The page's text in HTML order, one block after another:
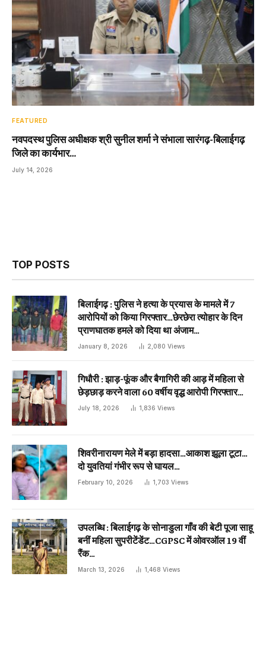
FEATURED
नवपदस्थ पुलिस अधीक्षक श्री सुनील शर्मा ने संभाला सारंगढ़-बिलाईगढ़
जिले का कार्यभार…
July 14, 2026
TOP POSTS
बिलाईगढ़ : पुलिस ने हत्या के प्रयास के मामले में 7
आरोपियों को किया गिरफ्तार…छेरछेरा त्योहार के दिन
प्राणघातक हमले को दिया था अंजाम…
January 8, 2026 2,080 Views
गिधौरी : झाड़-फूंक और बैगागिरी की आड़ में महिला से
छेड़छाड़ करने वाला 60 वर्षीय वृद्ध आरोपी गिरफ्तार…
July 18, 2026 1,836 Views
शिवरीनारायण मेले में बड़ा हादसा…आकाश झूला टूटा…
दो युवतियां गंभीर रूप से घायल…
February 10, 2026 1,703 Views
उपलब्धि : बिलाईगढ़ के सोनाडुला गाँव की बेटी पूजा साहू
बनीं महिला सुपरीटेंडेंट…CGPSC में ओवरऑल 19 वीं
रैंक…
March 13, 2026 1,468 Views